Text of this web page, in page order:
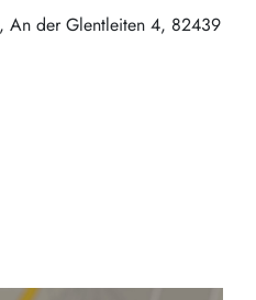
An der Glentleiten 4 82439